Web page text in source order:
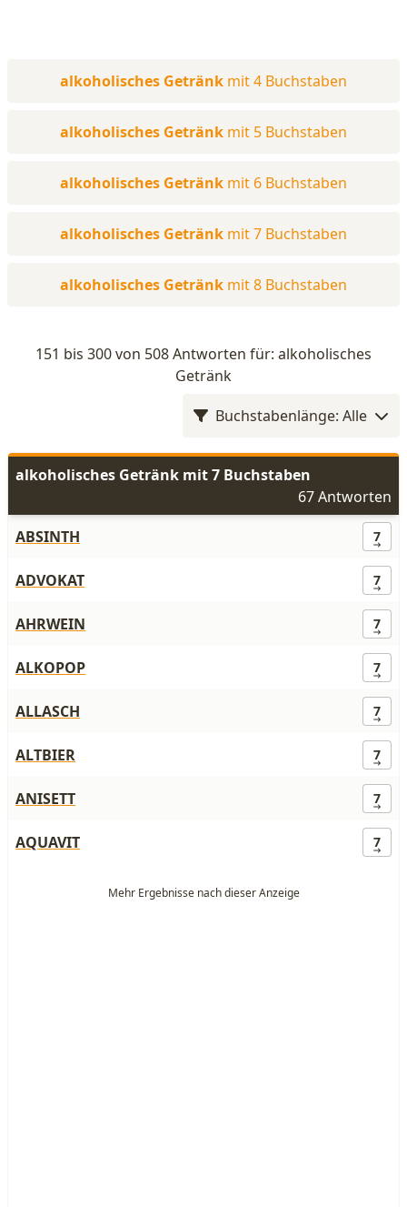
alkoholisches Getränk mit 4 Buchstaben
alkoholisches Getränk mit 5 Buchstaben
alkoholisches Getränk mit 6 Buchstaben
alkoholisches Getränk mit 7 Buchstaben
alkoholisches Getränk mit 8 Buchstaben
151 bis 300 von 508 Antworten für: alkoholisches
Getränk
Buchstabenlänge: Alle
alkoholisches Getränk mit 7 Buchstaben
67 Antworten
ABSINTH
7
ADVOKAT 7
AHRWEIN 7
ALKOPOP 7
ALLASCH 7
ALTBIER 7
ANISETT 7
AQUAVIT 7